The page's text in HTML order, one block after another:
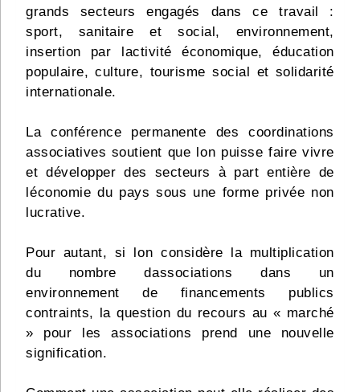
grands secteurs engagés dans ce travail :
sport, sanitaire et social, environnement,
insertion par lactivité économique, éducation
populaire, culture, tourisme social et solidarité
internationale.
La conférence permanente des coordinations
associatives soutient que lon puisse faire vivre
et développer des secteurs à part entière de
léconomie du pays sous une forme privée non
lucrative.
Pour autant, si lon considère la multiplication
du nombre dassociations dans un
environnement de financements publics
contraints, la question du recours au « marché
» pour les associations prend une nouvelle
signification.